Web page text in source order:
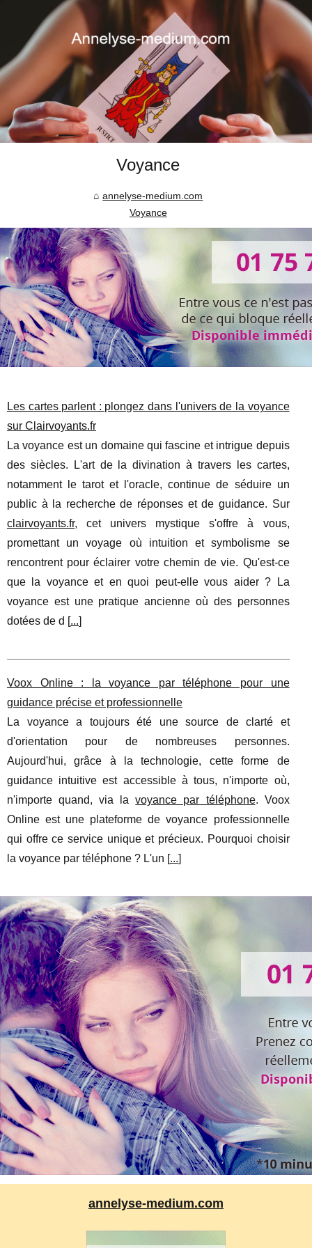
Voyance
annelyse-medium.com
Voyance
Les cartes parlent : plongez dans l'univers de la voyance
sur Clairvoyants.fr
La voyance est un domaine qui fascine et intrigue depuis
des siècles. L'art de la divination à travers les cartes,
notamment le tarot et l'oracle, continue de séduire un
public à la recherche de réponses et de guidance. Sur
clairvoyants.fr, cet univers mystique s'offre à vous,
promettant un voyage où intuition et symbolisme se
rencontrent pour éclairer votre chemin de vie. Qu'est-ce
que la voyance et en quoi peut-elle vous aider ? La
voyance est une pratique ancienne où des personnes
dotées de d [...]
Voox Online : la voyance par téléphone pour une
guidance précise et professionnelle
La voyance a toujours été une source de clarté et
d'orientation pour de nombreuses personnes.
Aujourd'hui, grâce à la technologie, cette forme de
guidance intuitive est accessible à tous, n'importe où,
n'importe quand, via lavoyance par téléphone. Voox
Online est une plateforme de voyance professionnelle
qui offre ce service unique et précieux. Pourquoi choisir
la voyance par téléphone ? L'un [...]
annelyse-medium.com